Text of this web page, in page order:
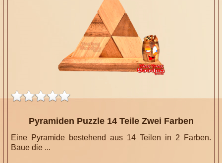
Pyramiden Puzzle 14 Teile Zwei Farben
Eine Pyramide bestehend aus 14 Teilen in 2 Farben.
Baue die ...